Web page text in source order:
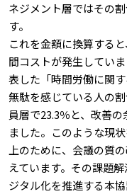
ネジメント層ではその
す。
これを金額に換算する
間コストが発生してい
表した「時間労働に関
無駄を感じている人の
員層で23.3％と、改善
ました。このような現
上のために、会議の質
えています。その課題
ジタル化を推進する本